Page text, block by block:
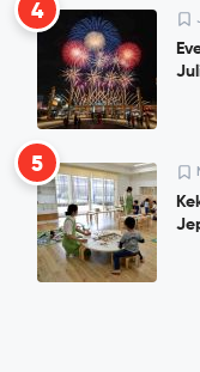
4
5